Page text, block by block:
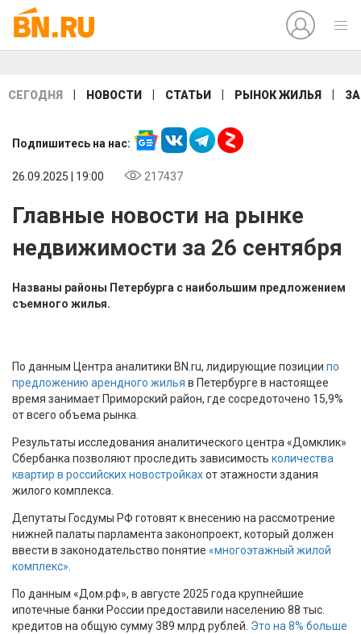
СЕГОДНЯ НОВОСТИ СТАТЬИ РЫНОК ЖИЛЬЯ
Подпишитесь на нас:
26.09.2025 | 19:00 217437
Главные новости на рынке
недвижимости за 26 сентября
Названы районы Петербурга с наибольшим предложением
съемного жилья.
По данным Центра аналитики BN.ru, лидирующие позиции по
предложению арендного жилья в Петербурге в настоящее
время занимает Приморский район, где сосредоточено 15,9%
от всего объема рынка.
Результаты исследования аналитического центра «Домклик»
Сбербанка позволяют проследить зависимость количества
квартир в российских новостройкахот этажности здания
жилого комплекса.
Депутаты Госдумы РФ готовят к внесению на рассмотрение
нижней палаты парламента законопроект, который должен
ввести в законодательство понятие «многоэтажный жилой
комплекс»
По данным «Дом.рф», в августе 2025 года крупнейшие
ипотечные банки России предоставили населению 88 тыс.
кредитов на общую сумму 389 млрд рублей. Это на 8% больше